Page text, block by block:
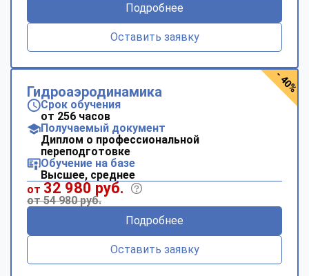
Подробнее
Оставить заявку
Гидроаэродинамика
Срок обучения
от 256 часов
Получаемый документ
Диплом о профессиональной
переподготовке
Обучение на базе
Высшее, среднее
от 32 980 руб.
от 54 980 руб.
Подробнее
Оставить заявку
- 40%